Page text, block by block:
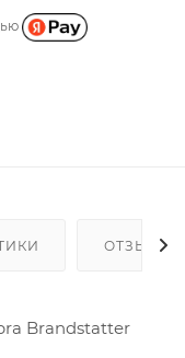
ОТЗЫВЫ
Brandstatter